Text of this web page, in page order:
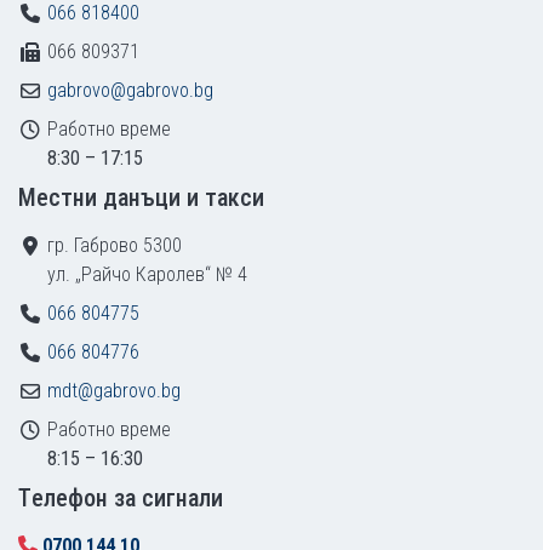
066 818400
066 809371
gabrovo@gabrovo.bg
Работно време
8:30 – 17:15
Местни данъци и такси
гр. Габрово 5300
ул. „Райчо Каролев“ № 4
066 804775
066 804776
mdt@gabrovo.bg
Работно време
8:15 – 16:30
Tелефон за сигнали